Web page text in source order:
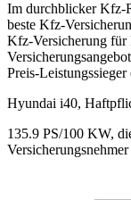
Im durchblicker Kfz-
beste Kfz-
Kfz-Versicherung für
Preis-Leistungssieger
Hyundai i40,
135.9 PS/100 KW,